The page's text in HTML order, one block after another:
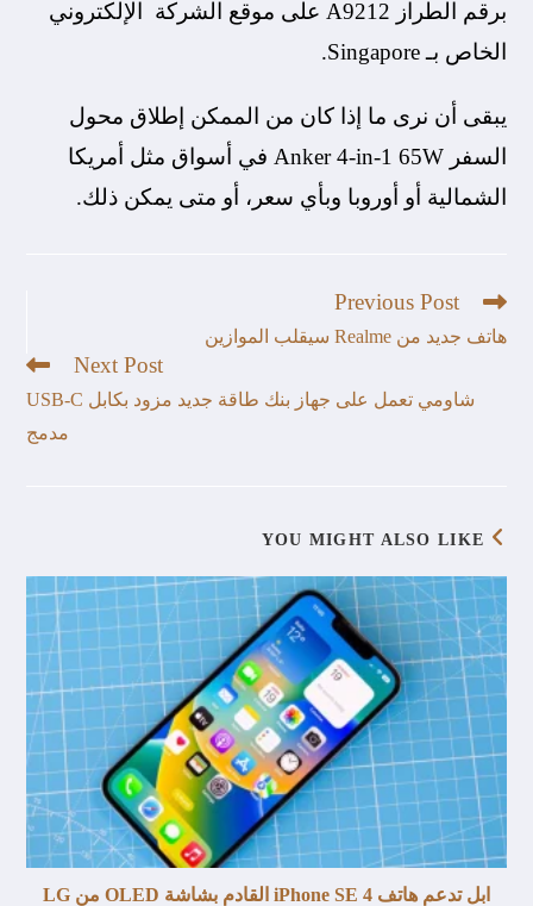
برقم الطراز A9212 على موقع الشركة الإلكتروني
الخاص بـ Singapore.
يبقى أن نرى ما إذا كان من الممكن إطلاق محول
السفر Anker 4-in-1 65W في أسواق مثل أمريكا
الشمالية أو أوروبا وبأي سعر، أو متى يمكن ذلك.
Previous Post
هاتف جديد من Realme سيقلب الموازين
Next Post
شاومي تعمل على جهاز بنك طاقة جديد مزود بكابل USB-C
مدمج
YOU MIGHT ALSO LIKE
ابل تدعم هاتف iPhone SE 4 القادم بشاشة OLED من LG